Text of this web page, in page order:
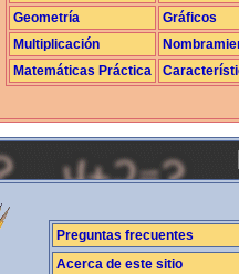
Geometría
Gráficos
Multiplicación
Matemáticas Práctica
Preguntas frecuentes
Acerca de este sitio